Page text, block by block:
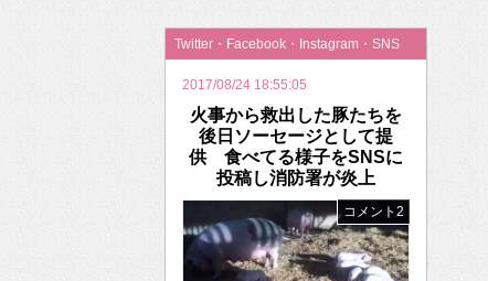
Twitter・Facebook・Instagram・SNS
2017/08/24 18:55:05
火事から救出した豚たちを
後日ソーセージとして提
供 食べてる様子をSNSに
投稿し消防署が炎上
コメント2